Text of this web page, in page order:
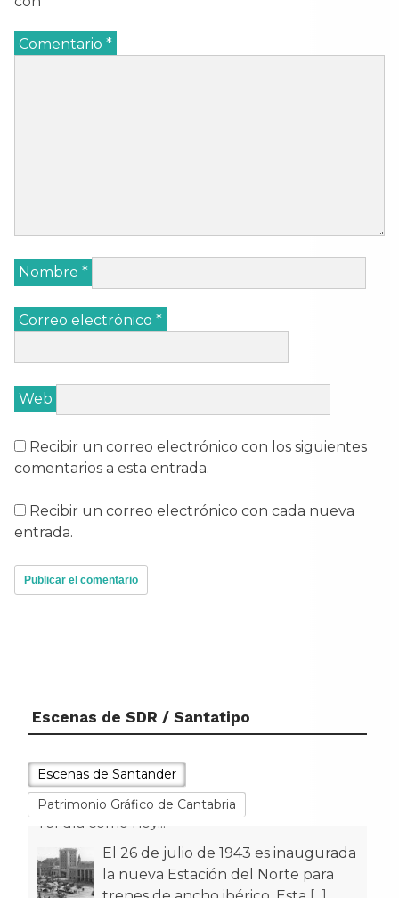
Comentario *
Nombre *
Correo electrónico *
Web
Recibir un correo electrónico con los siguientes
comentarios a esta entrada.
Recibir un correo electrónico con cada nueva
entrada.
Escenas de SDR / Santatipo
Escenas de Santander
Patrimonio Gráfico de Cantabria
Tal día como hoy...
la nueva Estación del Norte para
trenes de ancho ibérico. Esta
Tal día como hoy...
El 17 de julio de 1951 empezaron a